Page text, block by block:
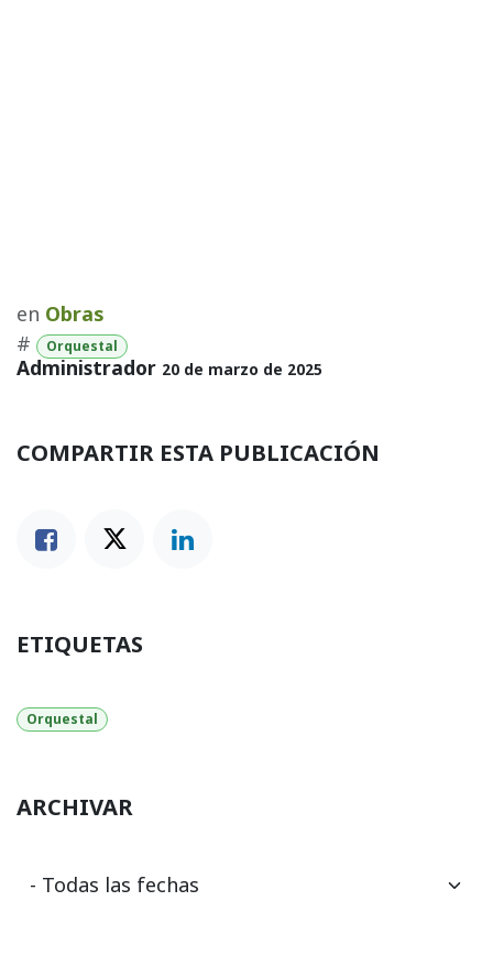
en Obras
#
Orquestal
Administrador 20 de marzo de 2025
COMPARTIR ESTA PUBLICACIÓN
ETIQUETAS
Orquestal
ARCHIVAR